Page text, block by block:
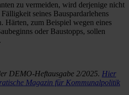
zu vermeiden, wird derjenige nicht
seines Bauspardarlehens
Härten, zum Beispiel wegen eines
oder Baustopps, sollen
DEMO-Heftausgabe 2/2025. Hier
Magazin für Kommunalpolitik